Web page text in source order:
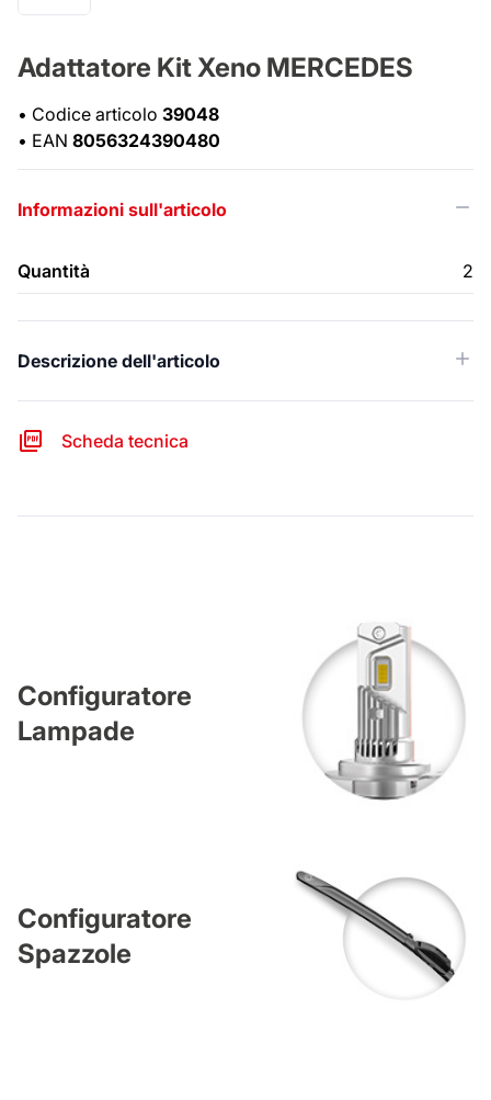
Adattatore Kit Xeno MERCEDES
• Codice articolo 39048
• EAN 8056324390480
Informazioni sull'articolo
Quantità 2
Descrizione dell'articolo
Scheda tecnica
Configuratore
Lampade
Configuratore
Spazzole